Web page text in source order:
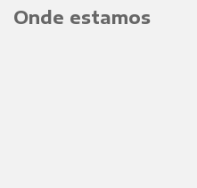
Onde estamos